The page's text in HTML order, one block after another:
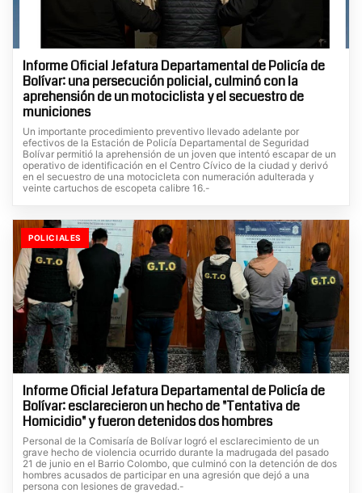
Informe Oficial Jefatura Departamental de Policía de
Bolívar: una persecución policial, culminó con la
aprehensión de un motociclista y el secuestro de
municiones
Un importante procedimiento preventivo llevado adelante por
efectivos de la Estación de Policía Departamental de Seguridad
Bolívar permitió la aprehensión de un joven que intentó escapar de un
operativo de identificación en el Centro Cívico de la ciudad y derivó
en el secuestro de una motocicleta con numeración adulterada y
veinte cartuchos de escopeta calibre 16.-
POLICIALES
Informe Oficial Jefatura Departamental de Policía de
Bolívar: esclarecieron un hecho de "Tentativa de
Homicidio" y fueron detenidos dos hombres
Personal de la Comisaría de Bolívar logró el esclarecimiento de un
grave hecho de violencia ocurrido durante la madrugada del pasado
21 de junio en el Barrio Colombo, que culminó con la detención de dos
hombres acusados de participar en una agresión que dejó a una
persona con lesiones de gravedad.-